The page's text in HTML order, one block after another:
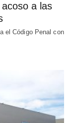
a las
el Código Penal con